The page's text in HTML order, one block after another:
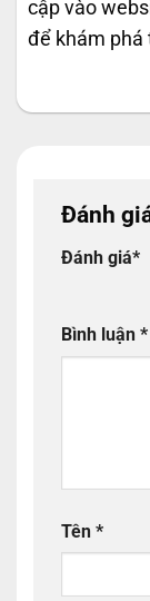
cập vào
để khám phá
Đánh
Đánh giá*
Bình luận *
Tên *